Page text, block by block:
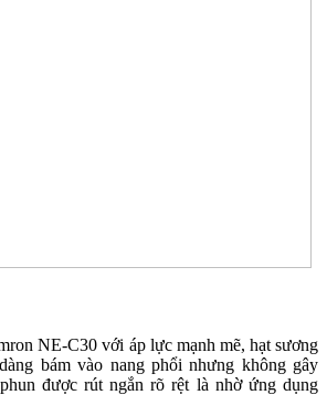
NE-C30 với áp lực mạnh mẽ, hạt sương
bám vào nang phổi nhưng không gây
được rút ngắn rõ rệt là nhờ ứng dụng